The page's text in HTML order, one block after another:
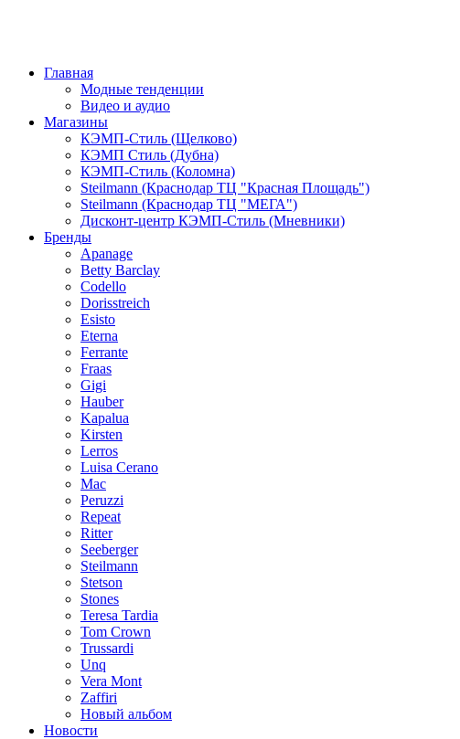
Главная
Модные тенденции
Видео и аудио
Магазины
КЭМП-Стиль (Щелково)
КЭМП Стиль (Дубна)
КЭМП-Стиль (Коломна)
Steilmann (Краснодар ТЦ "Красная Площадь")
Steilmann (Краснодар ТЦ "МЕГА")
Дисконт-центр КЭМП-Стиль (Мневники)
Бренды
Apanage
Betty Barclay
Codello
Dorisstreich
Esisto
Eterna
Ferrante
Fraas
Gigi
Hauber
Kapalua
Kirsten
Lerros
Luisa Cerano
Mac
Peruzzi
Repeat
Ritter
Seeberger
Steilmann
Stetson
Stones
Teresa Tardia
Tom Crown
Trussardi
Unq
Vera Mont
Zaffiri
Новый альбом
Новости